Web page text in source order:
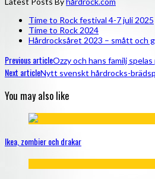
Time to Rock festival 4-7 juli 2025
Time to Rock 2024
Hårdrocksåret 2023 – smått och
Previous articleOzzy och hans familj
Next articleNytt svenskt hårdrocks-
You may also like
Ikea, zombier och drakar